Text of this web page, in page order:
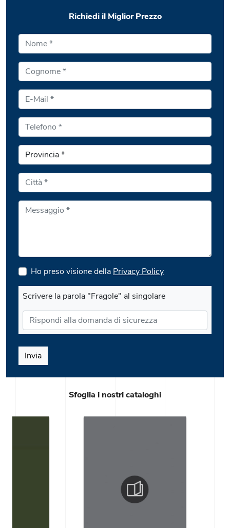
Sfoglia i nostri cataloghi
Richiedi il Miglior Prezzo
Ho preso visione della Privacy Policy
Scrivere la parola "Fragole" al singolare
Invia